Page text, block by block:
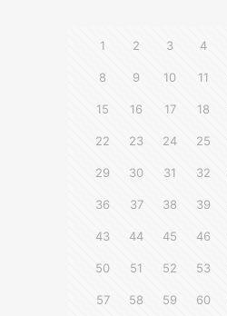
1 2 3 4
8 9 10 11
15 16 17 18
22 23 24 25
29 30 31 32
36 37 38 39
43 44 45 46
50 51 52 53
57 58 59 60